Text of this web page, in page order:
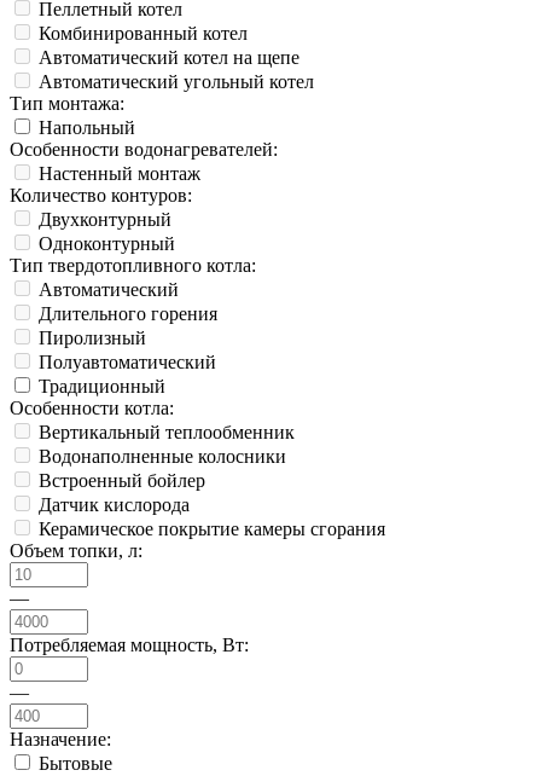
Пеллетный котел
Комбинированный котел
Автоматический котел на щепе
Автоматический угольный котел
Тип монтажа:
Напольный
Особенности водонагревателей:
Настенный монтаж
Количество контуров:
Двухконтурный
Одноконтурный
Тип твердотопливного котла:
Автоматический
Длительного горения
Пиролизный
Полуавтоматический
Традиционный
Особенности котла:
Вертикальный теплообменник
Водонаполненные колосники
Встроенный бойлер
Датчик кислорода
Керамическое покрытие камеры сгорания
Объем топки, л:
—
Потребляемая мощность, Вт:
—
Назначение:
Бытовые